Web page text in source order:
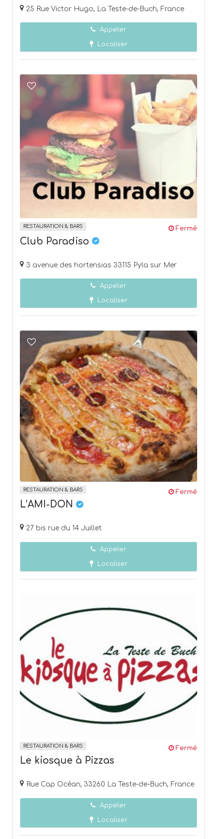
25 Rue Victor Hugo, La Teste-de-Buch, France
Appeler
Localiser
RESTAURATION & BARS Fermé
Club Paradiso
3 avenue des hortensias 33115 Pyla sur Mer
Appeler
Localiser
RESTAURATION & BARS Fermé
L’AMI-DON
27 bis rue du 14 Juillet
Appeler
Localiser
RESTAURATION & BARS Fermé
Le kiosque à Pizzas
Rue Cap Océan, 33260 La Teste-de-Buch, France
Appeler
Localiser